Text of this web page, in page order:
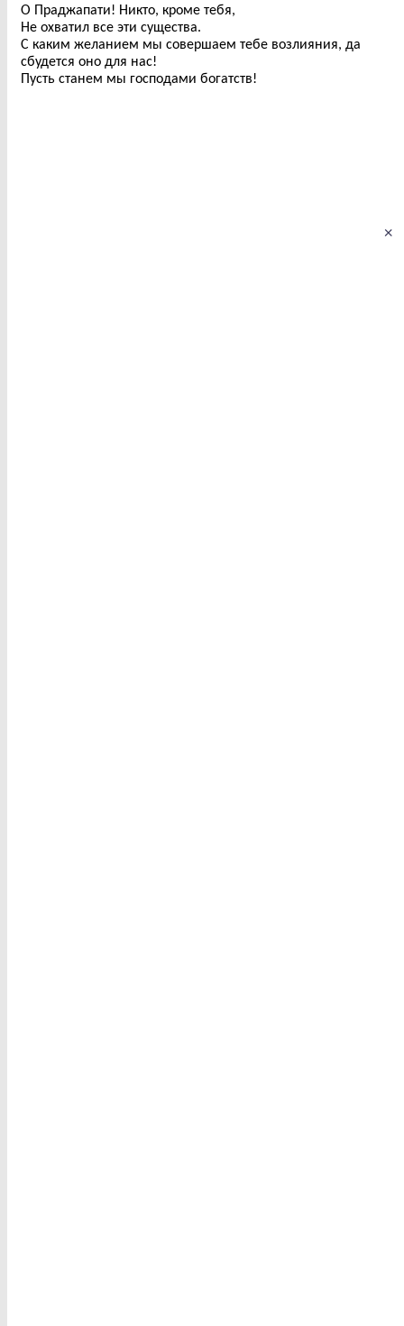
×
О Праджапати! Никто, кроме тебя,
Не охватил все эти существа.
С каким желанием мы совершаем тебе возлияния, да
сбудется оно для нас!
Пусть станем мы господами богатств!